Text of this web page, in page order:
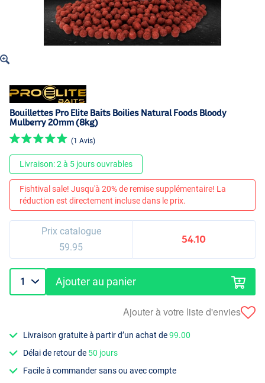
Bouillettes Pro Elite Baits Boilies Natural Foods Bloody
Mulberry 20mm (8kg)
(1 Avis)
Livraison: 2 à 5 jours ouvrables
Fishtival sale! Jusqu'à 20% de remise supplémentaire! La
réduction est directement incluse dans le prix.
Prix catalogue
59.95
54.10
Ajouter au panier
Ajouter à votre liste d'envies
Livraison gratuite à partir d’un achat de99.00
Délai de retour de 50 jours
Facile à commander sans ou avec compte